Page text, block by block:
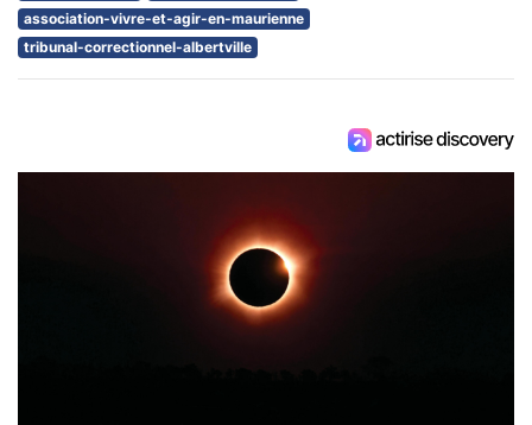
association-vivre-et-agir-en-maurienne
tribunal-correctionnel-albertville